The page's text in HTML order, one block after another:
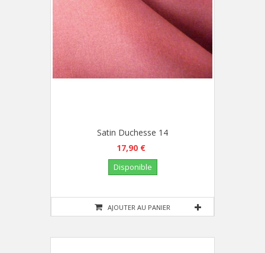
AJOUTER AU PANIER
Satin Duchesse 14
17,90 €
Disponible